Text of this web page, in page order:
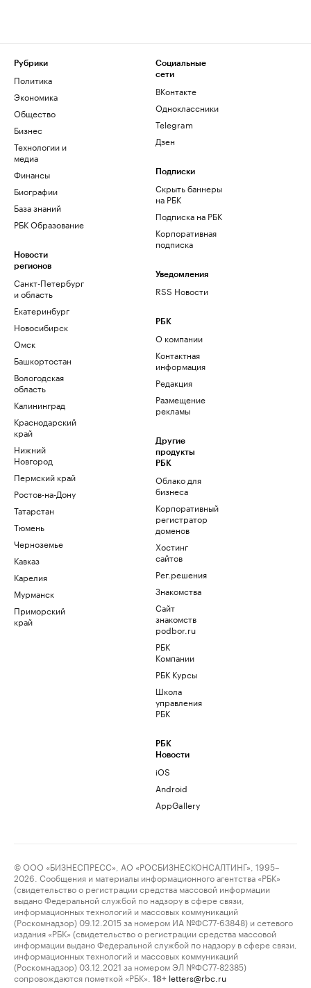
Рубрики
Политика
Экономика
Общество
Бизнес
Технологии и
медиа
Финансы
Биографии
База знаний
РБК Образование
Новости
регионов
Санкт-Петербург
и область
Екатеринбург
Новосибирск
Омск
Башкортостан
Вологодская
область
Калининград
Краснодарский
край
Нижний
Новгород
Пермский край
Ростов-на-Дону
Татарстан
Тюмень
Черноземье
Кавказ
Карелия
Мурманск
Приморский
край
Социальные
сети
ВКонтакте
Одноклассники
Telegram
Дзен
Подписки
Скрыть баннеры
на РБК
Подписка на РБК
Корпоративная
подписка
Уведомления
RSS Новости
РБК
О компании
Контактная
информация
Редакция
Размещение
рекламы
Другие
продукты
РБК
Облако для
бизнеса
Корпоративный
регистратор
доменов
Хостинг
сайтов
Рег.решения
Знакомства
Сайт
знакомств
podbor.ru
РБК
Компании
РБК Курсы
Школа
управления
РБК
РБК
Новости
iOS
Android
AppGallery
© ООО «БИЗНЕСПРЕСС», АО «РОСБИЗНЕСКОНСАЛТИНГ», 1995–
2026. Сообщения и материалы информационного агентства «РБК»
(свидетельство о регистрации средства массовой информации
выдано Федеральной службой по надзору в сфере связи,
информационных технологий и массовых коммуникаций
(Роскомнадзор) 09.12.2015 за номером ИА №ФС77-63848) и сетевого
издания «РБК» (свидетельство о регистрации средства массовой
информации выдано Федеральной службой по надзору в сфере связи,
информационных технологий и массовых коммуникаций
(Роскомнадзор) 03.12.2021 за номером ЭЛ №ФС77-82385)
сопровождаются пометкой «РБК».
18+ letters@rbc.ru